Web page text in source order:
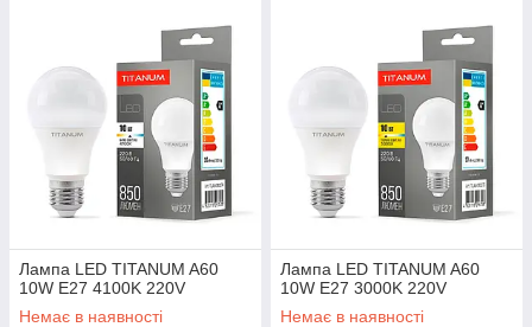
Лампа LED TITANUM A60
10W E27 4100K 220V
Немає в наявності
Лампа LED TITANUM A60
10W E27 3000K 220V
Немає в наявності